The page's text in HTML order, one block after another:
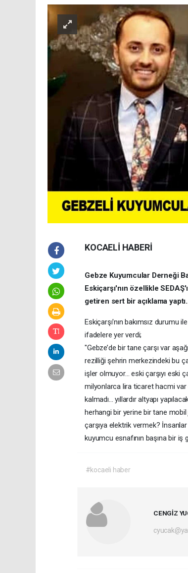
KOCAELİ HABERİ
Gebze Kuyumcular Derneği
Eskiçarşı'nın özellikle
getiren sert bir açıklama
Eskiçarşı'nın bakımsız durumu
ifadelere yer verdi;
"Gebze’de bir tane çarşı var
rezilliği şehrin merkezindeki bu
işler olmuyor… eski çarşıyı eski
milyonlarca lira ticaret hacmi var
kalmadı… yıllardır altyapı
herhangi bir yerine bir tane
çarşıya elektrik vermek?
kuyumcu esnafının başına bir iş
#kocaeli haber
CENGİZ